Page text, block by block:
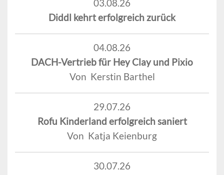
03.08.26
Diddl kehrt erfolgreich zurück
04.08.26
DACH-Vertrieb für Hey Clay und Pixio
Von Kerstin Barthel
29.07.26
Rofu Kinderland erfolgreich saniert
Von Katja Keienburg
30.07.26